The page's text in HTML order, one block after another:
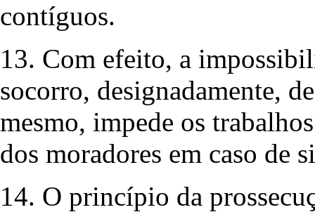
contíguos.
13. Com efeito, a
socorro, designadamente,
mesmo, impede os
dos moradores em caso de
14. O princípio da